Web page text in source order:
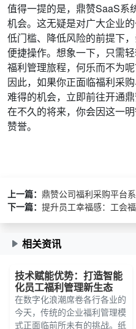
值得一提的是，鼎赞SaaS系
机会。这无疑是对广大企业
低门槛、降低风险的前提下
便捷操作。想象一下，只需
福利管理旅程，何乐而不为呢
因此，如果你正面临福利采
难得的机会，立即前往开通
在不久的将来，你会因这一
赞誉。
上一篇： 鼎赞公司福利采购平台
下一篇： 提升员工幸福感：工会
相关资讯
技术赋能优势：打造智能
化员工福利管理新生态
在数字化浪潮席卷各行各业的
今天，传统的企业福利管理模
式正面临前所未有的挑战。纸